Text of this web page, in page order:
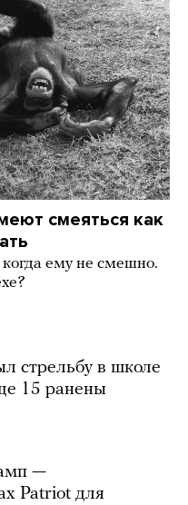
смеяться как
ему не смешно.
стрельбу в школе
15 ранены
—
Patriot для